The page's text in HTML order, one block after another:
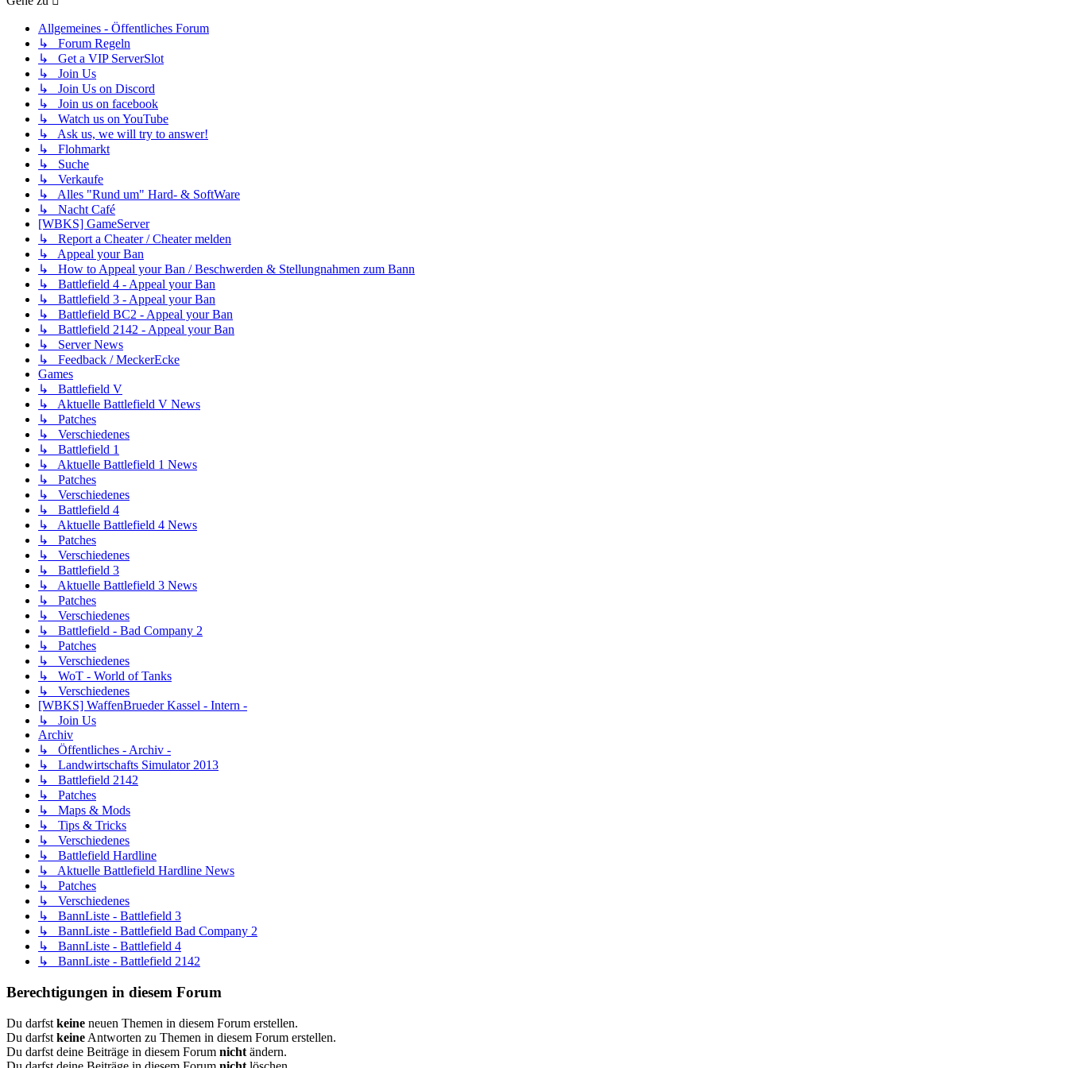
Allgemeines - Öffentliches Forum
↳ Forum Regeln
↳ Get a VIP ServerSlot
↳ Join Us
↳ Join Us on Discord
↳ Join us on facebook
↳ Watch us on YouTube
↳ Ask us, we will try to answer!
↳ Flohmarkt
↳ Suche
↳ Verkaufe
↳ Alles "Rund um" Hard- & SoftWare
↳ Nacht Café
[WBKS] GameServer
↳ Report a Cheater / Cheater melden
↳ Appeal your Ban
↳ How to Appeal your Ban / Beschwerden & Stellungnahmen zum Bann
↳ Battlefield 4 - Appeal your Ban
↳ Battlefield 3 - Appeal your Ban
↳ Battlefield BC2 - Appeal your Ban
↳ Battlefield 2142 - Appeal your Ban
↳ Server News
↳ Feedback / MeckerEcke
Games
↳ Battlefield V
↳ Aktuelle Battlefield V News
↳ Patches
↳ Verschiedenes
↳ Battlefield 1
↳ Aktuelle Battlefield 1 News
↳ Patches
↳ Verschiedenes
↳ Battlefield 4
↳ Aktuelle Battlefield 4 News
↳ Patches
↳ Verschiedenes
↳ Battlefield 3
↳ Aktuelle Battlefield 3 News
↳ Patches
↳ Verschiedenes
↳ Battlefield - Bad Company 2
↳ Patches
↳ Verschiedenes
↳ WoT - World of Tanks
↳ Verschiedenes
[WBKS] WaffenBrueder Kassel - Intern -
↳ Join Us
Archiv
↳ Öffentliches - Archiv -
↳ Landwirtschafts Simulator 2013
↳ Battlefield 2142
↳ Patches
↳ Maps & Mods
↳ Tips & Tricks
↳ Verschiedenes
↳ Battlefield Hardline
↳ Aktuelle Battlefield Hardline News
↳ Patches
↳ Verschiedenes
↳ BannListe - Battlefield 3
↳ BannListe - Battlefield Bad Company 2
↳ BannListe - Battlefield 4
↳ BannListe - Battlefield 2142
Berechtigungen in diesem Forum
Du darfst keine neuen Themen in diesem Forum erstellen.
Du darfst keine Antworten zu Themen in diesem Forum erstellen.
Du darfst deine Beiträge in diesem Forum nicht ändern.